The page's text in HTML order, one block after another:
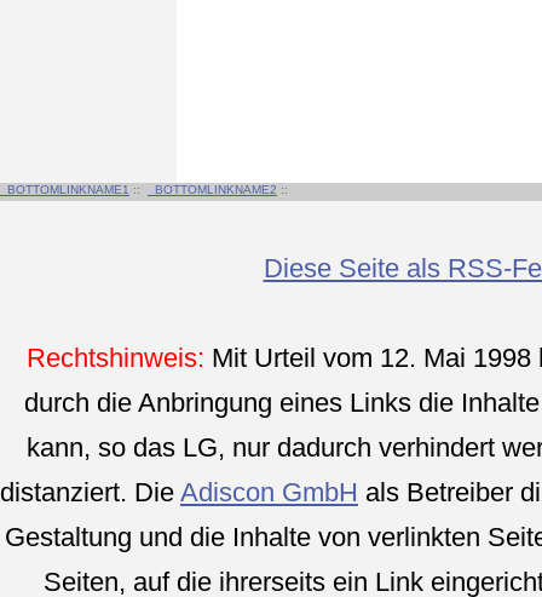
_BOTTOMLINKNAME1 :: _BOTTOMLINKNAME2 ::
Diese Seite als RSS-
Rechtshinweis: Mit Urteil vom 12. Mai
durch die Anbringung eines Links die
kann, so das LG, nur dadurch verhindert
distanziert. Die Adiscon GmbH als Betreiber
Gestaltung und die Inhalte von verlinkten
Seiten, auf die ihrerseits ein Link